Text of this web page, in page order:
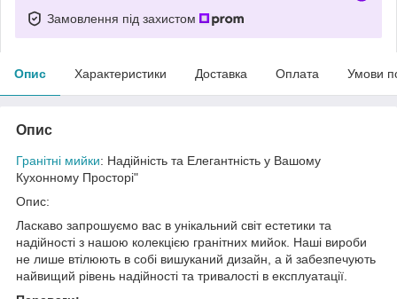
Замовлення під захистом
Опис Характеристики Доставка Оплата Умови
Опис
Гранітні мийки: Надійність та Елегантність у Вашому
Кухонному Просторі"
Опис:
Ласкаво запрошуємо вас в унікальний світ естетики та
надійності з нашою колекцією гранітних мийок. Наші вироби
не лише втілюють в собі вишуканий дизайн, а й забезпечують
найвищий рівень надійності та тривалості в експлуатації.